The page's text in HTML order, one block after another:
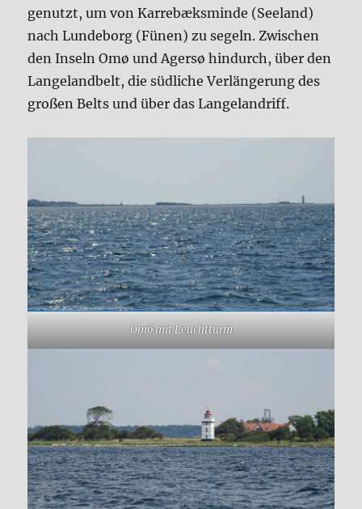
genutzt, um von Karrebæksminde (Seeland)
nach Lundeborg (Fünen) zu segeln. Zwischen
den Inseln Omø und Agersø hindurch, über den
Langelandbelt, die südliche Verlängerung des
großen Belts und über das Langelandriff.
Omö mit Leuchtturm